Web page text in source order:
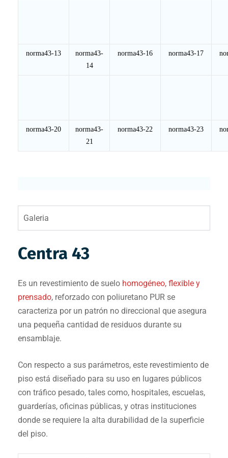
norma43-13
norma43-
14
norma43-16 norma43-17
norma43-20
norma43-
21
norma43-22 norma43-23
Galeria
Centra 43
Es un revestimiento de suelo homogéneo, flexible y
prensado, reforzado con poliuretano PUR se
caracteriza por un patrón no direccional que asegura
una pequeña cantidad de residuos durante su
ensamblaje.
Con respecto a sus parámetros, este revestimiento de
piso está diseñado para su uso en lugares públicos
con tráfico pesado, tales como, hospitales, escuelas,
guarderías, oficinas públicas, y otras instituciones
donde se requiere la alta durabilidad de la superficie
del piso.